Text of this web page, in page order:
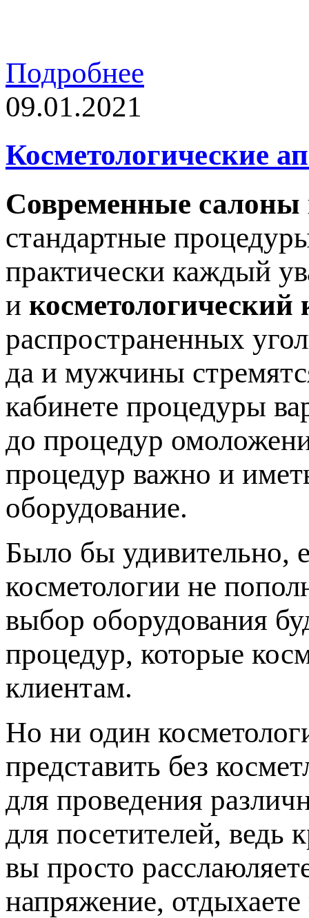
Подробнее
09.01.2021
Косметологические
Современные салоны
стандартные
практически каждый
и косметологический
распространенных
да и мужчины
кабинете процедуры
до процедур
процедур важно и
оборудование.
Было бы удивительно,
косметологии не
выбор оборудования
процедур, которые
клиентам.
Но ни один
представить без
для проведения
для посетителей, ведь
вы просто
напряжение,